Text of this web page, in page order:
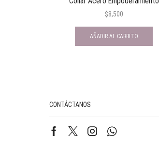
$8,500
AÑADIR AL CARRITO
CONTÁCTANOS